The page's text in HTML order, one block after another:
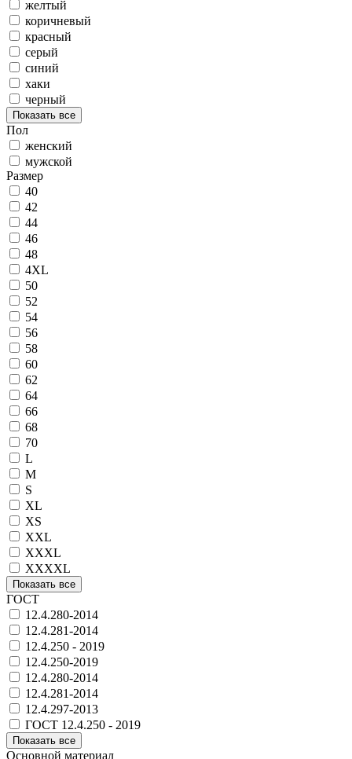
желтый
коричневый
красный
серый
синий
хаки
черный
Показать все
Пол
женский
мужской
Размер
40
42
44
46
48
4XL
50
52
54
56
58
60
62
64
66
68
70
L
M
S
XL
XS
XXL
XXXL
XXXXL
Показать все
ГОСТ
12.4.280-2014
12.4.281-2014
12.4.250 - 2019
12.4.250-2019
12.4.280-2014
12.4.281-2014
12.4.297-2013
ГОСТ 12.4.250 - 2019
Показать все
Основной материал